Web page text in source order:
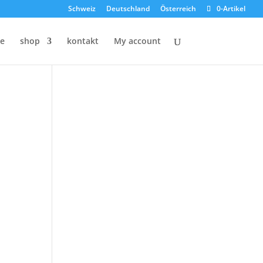
Schweiz Deutschland Österreich 0-Artikel
shop kontakt My account